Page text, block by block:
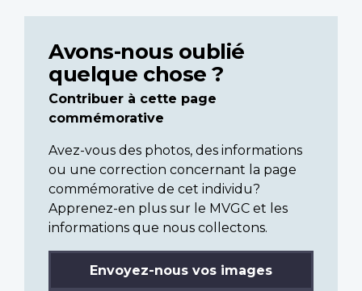
Avons-nous oublié
quelque chose ?
Contribuer à cette page
commémorative
Avez-vous des photos, des informations
ou une correction concernant la page
commémorative de cet individu?
Apprenez-en plus sur le MVGC et les
informations que nous collectons.
Envoyez-nous vos images